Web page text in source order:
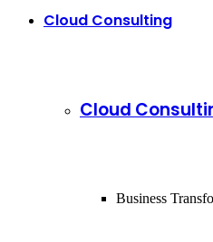
Cloud Consulting
Cloud
Business